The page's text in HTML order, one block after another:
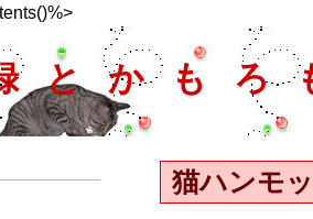
とかもろ
猫ハンモ